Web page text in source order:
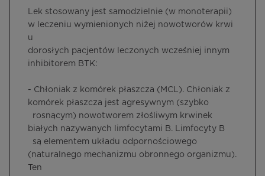
Lek stosowany jest samodzielnie (w monoterapii)
w leczeniu wymienionych niżej nowotworów krwi
u
dorosłych pacjentów leczonych wcześniej innym
inhibitorem BTK:
- Chłoniak z komórek płaszcza (MCL). Chłoniak z
komórek płaszcza jest agresywnym (szybko
rosnącym) nowotworem złośliwym krwinek
białych nazywanych limfocytami B. Limfocyty B
są elementem układu odpornościowego
(naturalnego mechanizmu obronnego organizmu).
Ten